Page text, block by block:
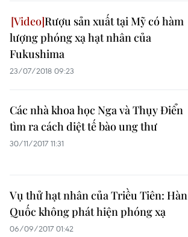
Rượu sản xuất tại Mỹ có hàm
lượng phóng xạ hạt nhân của
Fukushima
23/07/2018 09:23
Các nhà khoa học Nga và Thụy Điển
tìm ra cách diệt tế bào ung thư
30/11/2017 11:31
Vụ thử hạt nhân của Triều Tiên: Hàn
Quốc không phát hiện phóng xạ
06/09/2017 01:42